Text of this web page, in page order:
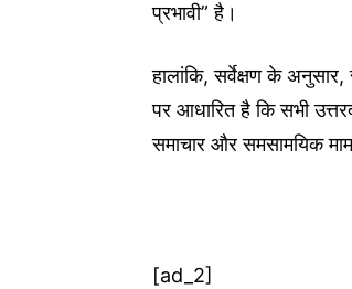
प्रभावी” है।
हालांकि, सर्वेक्षण के
पर आधारित है कि सभी
समाचार और समसामयिक
[ad_2]